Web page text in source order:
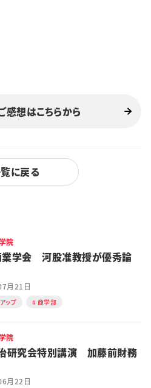
感想はこちらから
に戻る
院
業学会 河股准教授が優秀論
月21日
ップ 商学部
院
研究会特別講演 加藤前財務
月22日